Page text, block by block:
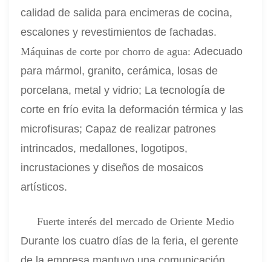
calidad de salida para encimeras de cocina,
escalones y revestimientos de fachadas.
Máquinas de corte por chorro de agua:Adecuado
para mármol, granito, cerámica, losas de
porcelana, metal y vidrio; La tecnología de
corte en frío evita la deformación térmica y las
microfisuras; Capaz de realizar patrones
intrincados, medallones, logotipos,
incrustaciones y diseños de mosaicos
artísticos.
Fuerte interés del mercado de Oriente Medio
Durante los cuatro días de la feria, el gerente